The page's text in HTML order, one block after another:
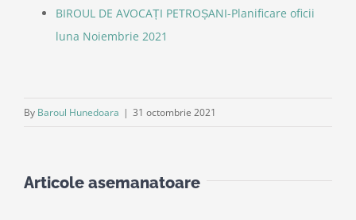
BIROUL DE AVOCAȚI PETROȘANI-Planificare oficii
luna Noiembrie 2021
By Baroul Hunedoara | 31 octombrie 2021
Articole asemanatoare